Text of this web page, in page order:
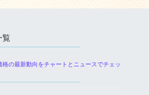
覧
格の最新動向をチャートとニュースでチェッ